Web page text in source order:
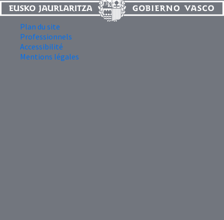
Plan du site
Professionnels
Accessibilité
Mentions légales